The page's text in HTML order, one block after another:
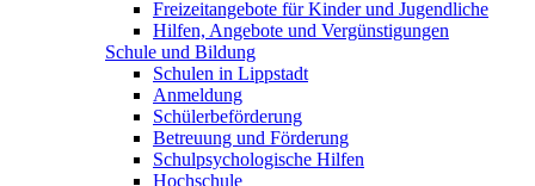
Freizeitangebote für Kinder und Jugendliche
Hilfen, Angebote und Vergünstigungen
Schule und Bildung
Schulen in Lippstadt
Anmeldung
Schülerbeförderung
Betreuung und Förderung
Schulpsychologische Hilfen
Hochschule